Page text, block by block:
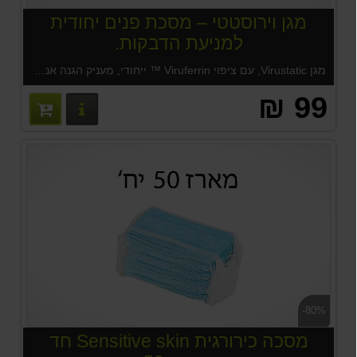
מגן וירוסטטי – מסכת פנים יחודית
למניעת הדבקות.
99 ₪ פרטים
-80%
מסכה כירורגית Sensitive skin חד